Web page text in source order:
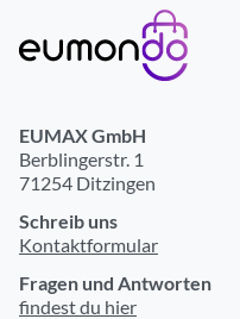
EUMAX GmbH
Berblingerstr. 1
71254 Ditzingen
Schreib uns
Kontaktformular
Fragen und Antworten
findest du hier